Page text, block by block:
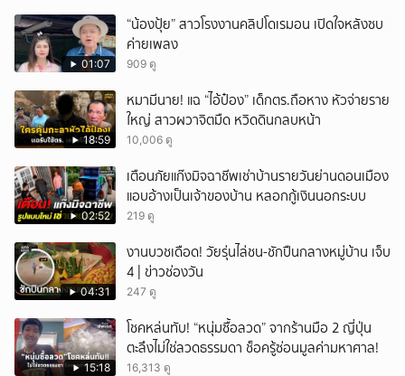
01:07
“น้องปุ้ย” สาวโรงงานคลิปโดเรมอน เปิดใจหลังซบ
ค่ายเพลง
909 ดู
18:59
หมามีนาย! แฉ “ไอ้ป๋อง” เด็กตร.ถือหาง หัวจ่ายราย
ใหญ่ สาวผวาจิตมืด หวิดดินกลบหน้า
10,006 ดู
02:52
เตือนภัยแก๊งมิจฉาชีพเช่าบ้านรายวันย่านดอนเมือง
แอบอ้างเป็นเจ้าของบ้าน หลอกกู้เงินนอกระบบ
219 ดู
04:31
งานบวชเดือด! วัยรุ่นไล่ชน-ชักปืนกลางหมู่บ้าน เจ็บ
4 | ข่าวช่องวัน
247 ดู
15:18
โชคหล่นทับ! “หนุ่มซื้อลวด” จากร้านมือ 2 ญี่ปุ่น
ตะลึงไม่ใช่ลวดธรรมดา ช็อครู้ซ่อนมูลค่ามหาศาล!
16,313 ดู